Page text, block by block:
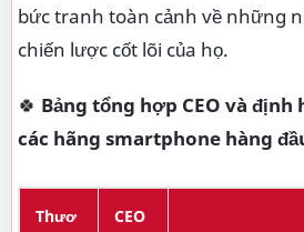
bức tranh toàn cảnh về những
chiến lược cốt lõi của họ.
🍀 Bảng tổng hợp CEO và
các hãng smartphone hàng
Thươ
CEO